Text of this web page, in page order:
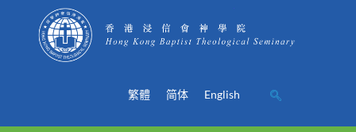
繁體 简体 English